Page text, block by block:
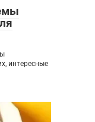
интересные